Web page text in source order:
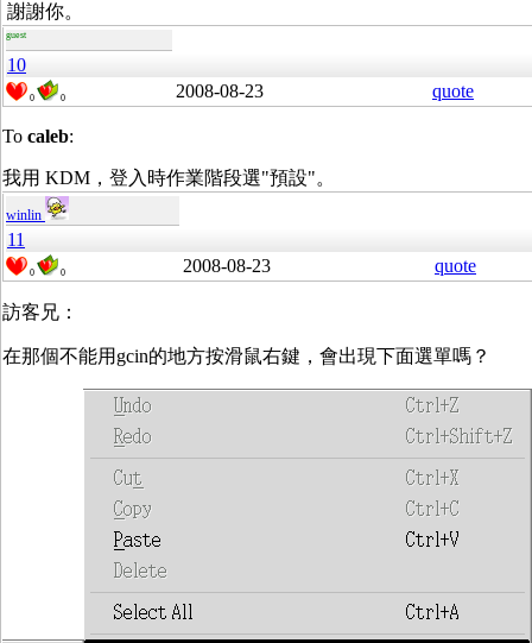
謝謝你。
guest
10
0 0 2008-08-23 quote
To caleb:
我用 KDM，登入時作業階段選"預設"。
winlin
11
0 0 2008-08-23 quote
訪客兄：
在那個不能用gcin的地方按滑鼠右鍵，會出現下面選單嗎？